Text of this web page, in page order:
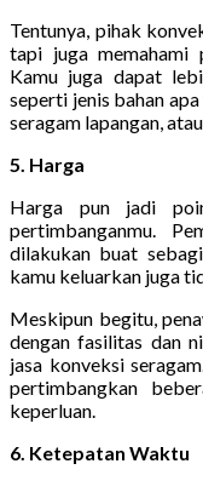
Tentunya, pihak
tapi juga memahami
Kamu juga dapat
seperti jenis bahan
seragam lapangan,
5. Harga
Harga pun jadi
pertimbanganmu.
dilakukan buat
kamu keluarkan juga
Meskipun begitu,
dengan fasilitas dan
jasa konveksi
pertimbangkan
keperluan.
6. Ketepatan Waktu